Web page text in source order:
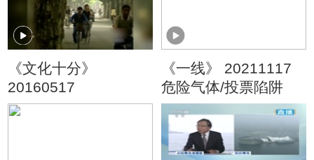
《文化十分》
20160517
《一线》 20211117
危险气体/投票陷阱